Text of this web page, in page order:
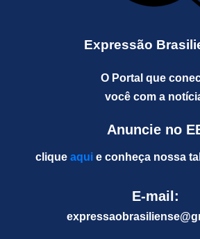
Expressão
O Portal que
você com a
Anuncie no
clique aquie conheça nossa
E-mail: